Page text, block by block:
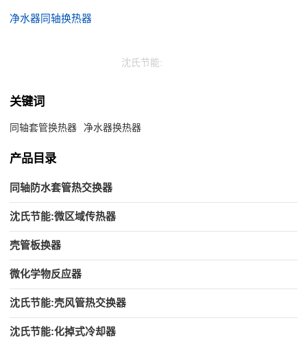
净水器同轴换热器
沈氏节能:
关键词
同轴套管换热器 净水器换热器
产品目录
同轴防水套管热交换器
沈氏节能:微区域传热器
壳管板换器
微化学物反应器
沈氏节能:壳风管热交换器
沈氏节能:化掉式冷却器